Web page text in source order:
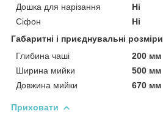
Дошка для нарізання
Ні
Сіфон
Ні
Габаритні і приєднувальні розміри
Глибина чаші
200 мм
Ширина мийки
500 мм
Довжина мийки
670 мм
Приховати